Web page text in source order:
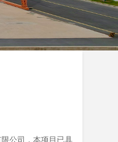
公司，本项目已具